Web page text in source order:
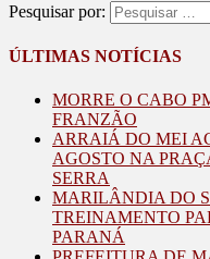
Pesquisar por:
ÚLTIMAS NOTÍCIAS
MORRE O CABO
FRANZÃO
ARRAIÁ DO MEI
AGOSTO NA
SERRA
MARILÂNDIA DO
TREINAMENTO
PARANÁ